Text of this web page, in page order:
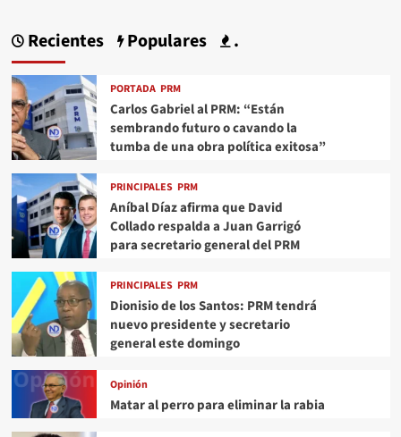
Recientes Populares .
PORTADA PRM
Carlos Gabriel al PRM: “Están
sembrando futuro o cavando la
tumba de una obra política exitosa”
PRINCIPALES PRM
Aníbal Díaz afirma que David
Collado respalda a Juan Garrigó
para secretario general del PRM
PRINCIPALES PRM
Dionisio de los Santos: PRM tendrá
nuevo presidente y secretario
general este domingo
Opinión
Matar al perro para eliminar la rabia